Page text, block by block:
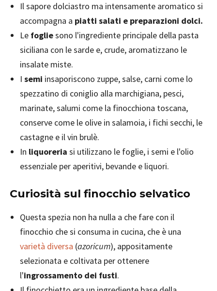
Il sapore dolciastro ma intensamente aromatico si
accompagna a piatti salati e preparazioni dolci.
Le fogliesono l'ingrediente principale della pasta
siciliana con le sarde e, crude, aromatizzano le
insalate miste.
I semi insaporiscono zuppe, salse, carni come lo
spezzatino di coniglio alla marchigiana, pesci,
marinate, salumi come la finocchiona toscana,
conserve come le olive in salamoia, i fichi secchi, le
castagne e il vin brulè.
In liquoreria si utilizzano le foglie, i semi e l'olio
essenziale per aperitivi, bevande e liquori.
Curiosità sul finocchio selvatico
Questa spezia non ha nulla a che fare con il
finocchio che si consuma in cucina, che è una
varietà diversa (azoricum), appositamente
selezionata e coltivata per ottenere
l'ingrossamento dei fusti.